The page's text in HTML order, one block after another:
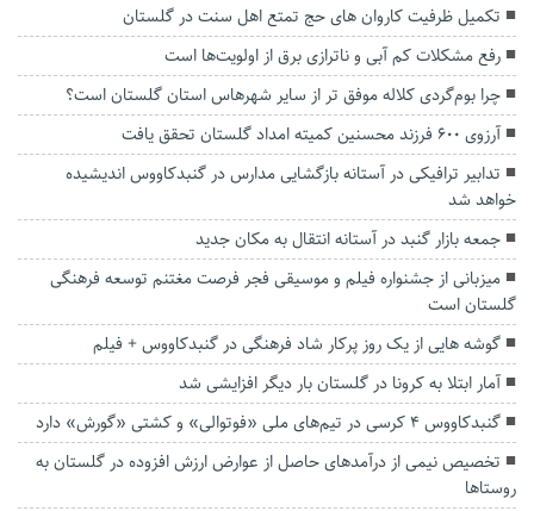
تکمیل ظرفیت کاروان های حج تمتع اهل سنت در گلستان
رفع مشکلات کم آبی و ناترازی برق از اولویت‌ها است
چرا بوم‌گردی کلاله موفق تر از سایر شهرهاس استان گلستان است؟
آرزوی ۶۰۰ فرزند محسنین کمیته امداد گلستان تحقق یافت
تدابیر ترافیکی در آستانه بازگشایی مدارس در گنبدکاووس اندیشیده
خواهد شد
جمعه بازار گنبد در آستانه انتقال به مکان جدید
میزبانی از جشنواره فیلم و موسیقی فجر فرصت مغتنم توسعه فرهنگی
گلستان است
گوشه هایی از یک روز پرکار شاد فرهنگی در گنبدکاووس + فیلم
آمار ابتلا به کرونا در گلستان بار دیگر افزایشی شد
گنبدکاووس ۴ کرسی در تیم‌های ملی «فوتوالی» و کشتی «گورش» دارد
تخصیص نیمی از درآمد‌های حاصل از عوارض ارزش افزوده در گلستان به
روستا‌ها